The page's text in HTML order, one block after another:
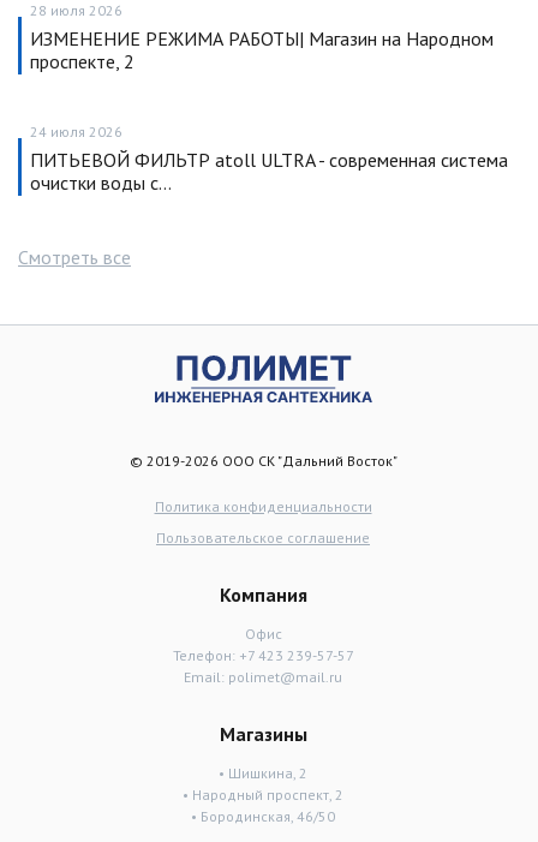
28 июля 2026
ИЗМЕНЕНИЕ РЕЖИМА РАБОТЫ| Магазин на Народном
проспекте, 2
24 июля 2026
ПИТЬЕВОЙ ФИЛЬТР atoll ULTRA - современная система
очистки воды с…
Смотреть все
© 2019-2026 ООО СК "Дальний Восток"
Политика конфиденциальности
Пользовательское соглашение
Компания
Офис
Телефон: +7 423 239-57-57
Email: polimet@mail.ru
Магазины
• Шишкина, 2
• Народный проспект, 2
• Бородинская, 46/50